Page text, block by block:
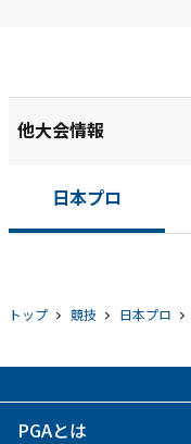
他大会情報
日本プロ
トップ 競技 日本プロ
PGAとは